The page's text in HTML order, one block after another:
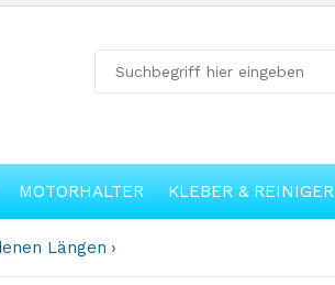
MOTORHALTER KLEBER & REINIGER
Längen